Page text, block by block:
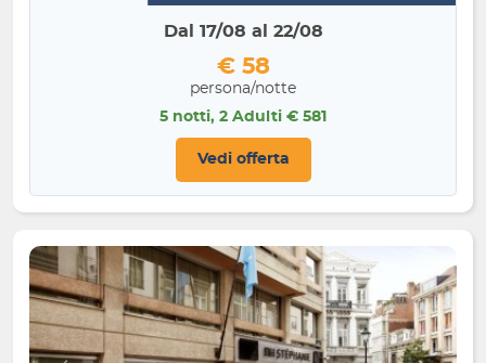
Dal 17/08 al 22/08
€ 58
persona/notte
5 notti, 2 Adulti € 581
Vedi offerta